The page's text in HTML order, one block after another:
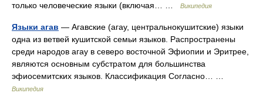
только человеческие языки (включая… …
Википедия
Языки агав — Агавские (агау, центральнокушитские) языки
одна из ветвей кушитской семьи языков. Распространены
среди народов агау в северо восточной Эфиопии и Эритрее,
являются основным субстратом для большинства
эфиосемитских языков. Классификация Согласно… …
Википедия